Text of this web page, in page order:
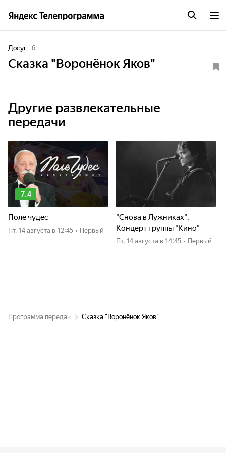
Досуг 6+
Сказка "Воронёнок Яков"
Другие развлекательные
передачи
7.4
Поле чудес
пт, 14 августа в 12:45 • Первый
"Снова в Лужниках".
Концерт группы "Кино"
пт, 14 августа в 14:45 • Первый
Программа передач Сказка "Воронёнок Яков"